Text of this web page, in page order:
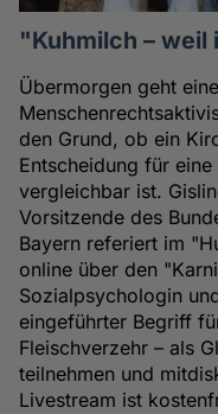
"Kuhmilch – weil
Übermorgen geht
den Grund, ob ein
Entscheidung für
vergleichbar ist.
Vorsitzende des
Bayern referiert im
online über den
Sozialpsychologin
eingeführter Begriff
Fleischverzehr – als
teilnehmen und
Livestream ist